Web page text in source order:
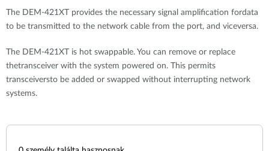
The DEM-421XT provides the necessary signal amplification fordata
to be transmitted to the network cable from the port, and viceversa.
The DEM-421XT is hot swappable. You can remove or replace
thetransceiver with the system powered on. This permits
transceiversto be added or swapped without interrupting network
systems.